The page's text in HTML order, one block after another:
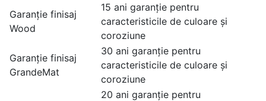
Garanție finisaj
Wood
15 ani garanție pentru
caracteristicile de culoare și
coroziune
Garanție finisaj
GrandeMat
30 ani garanție pentru
caracteristicile de culoare și
coroziune
20 ani garanție pentru